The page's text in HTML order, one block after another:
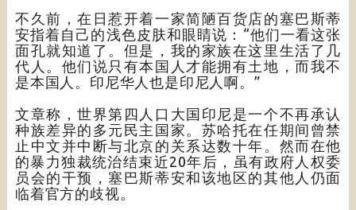
不久前，在日惹开着一家简陋百货店的塞巴斯蒂
安指着自己的浅色皮肤和眼睛说：“他们一看这张
面孔就知道了。但是，我的家族在这里生活了几
代人。他们说只有本国人才能拥有土地，而我不
是本国人。印尼华人也是印尼人啊。”
文章称，世界第四人口大国印尼是一个不再承认
种族差异的多元民主国家。苏哈托在任期间曾禁
止中文并中断与北京的关系达数十年。然而在他
的暴力独裁统治结束近20年后，虽有政府人权委
员会的干预，塞巴斯蒂安和该地区的其他人仍面
临着官方的歧视。